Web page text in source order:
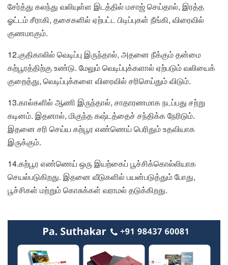
சேர்த்து கலந்து வலியுள்ள இடத்தில் மசாஜ் செய்தால், இரத்த
ஓட்டம் சீராகி, தசைகளில் ஏற்பட்ட பிடிப்புகள் நீங்கி, விரைவில்
குணமாகும்.
12.குதிகாலில் வெடிப்பு இருந்தால், அதனை நீக்கும் தன்மை
கற்பூரத்திற்கு உண்டு. மேலும் வெடிப்புக்களால் ஏற்படும் வலியைக்
குறைத்து, வெடிப்புக்களை விரைவில் சரிசெய்தும் விடும்.
13.கால்களில் ஆணி இருந்தால், சாதாரணமாக நடப்பது சற்று
கடினம். இதனால், மிகுந்த கஷ்டத்தைச் சந்திக்க நேரிடும்.
இதனை சரி செய்ய கற்பூர எண்ணெய் பெரிதும் உதவியாக
இருக்கும்.
14.கற்பூர எண்ணெய் ஒரு இயற்கைப் பூச்சிக்கொல்லியாக
செயல்படுகிறது. இதனை வீடுகளில் பயன்படுத்தும் போது,
பூச்சிகள் மற்றும் கொசுக்கள் வராமல் தடுக்கிறது.